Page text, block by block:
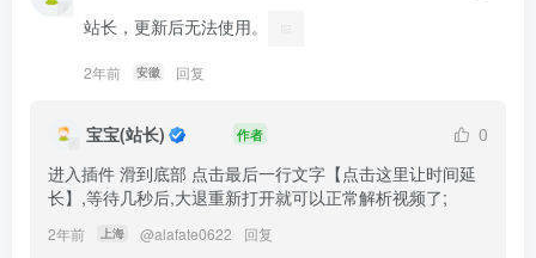
站长，更新后无法使用。
2年前 安徽 回复
宝宝(站长) 作者
0
进入插件 滑到底部 点击最后一行文字【点击这里让时间延
长】,等待几秒后,大退重新打开就可以正常解析视频了;
2年前 上海 @alafate0622 回复